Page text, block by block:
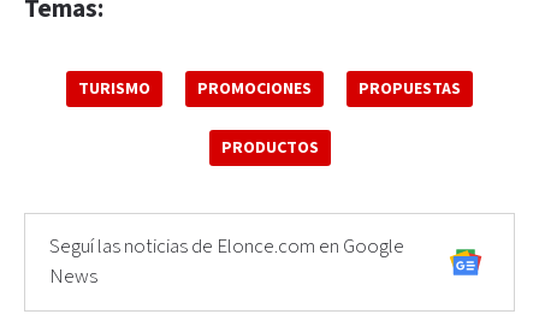
Temas:
TURISMO PROMOCIONES PROPUESTAS
PRODUCTOS
Seguí las noticias de Elonce.com en Google
News